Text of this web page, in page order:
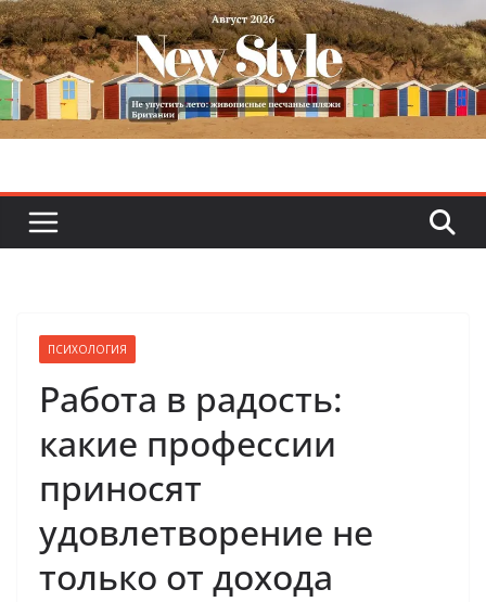
Skip
to
content
ПСИХОЛОГИЯ
Работа в радость:
какие профессии
приносят
удовлетворение не
только от дохода